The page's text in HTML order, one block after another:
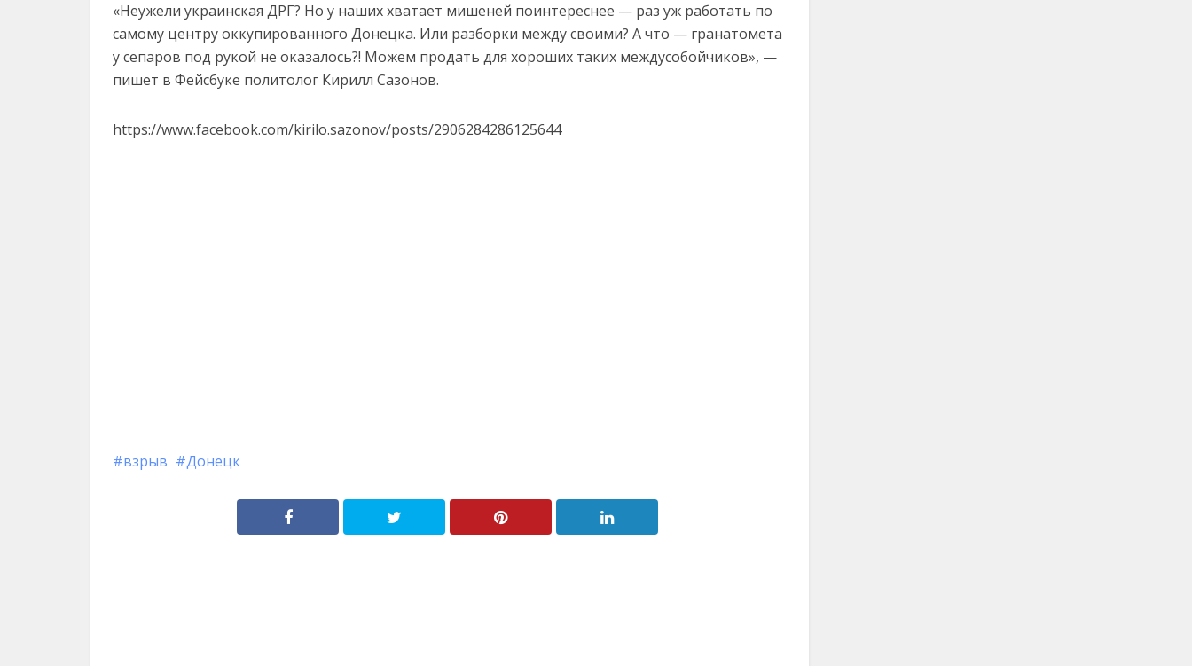
«Неужели украинская ДРГ? Но у наших хватает мишеней поинтереснее — раз уж работать по
самому центру оккупированного Донецка. Или разборки между своими? А что — гранатомета
у сепаров под рукой не оказалось?! Можем продать для хороших таких междусобойчиков», —
пишет в Фейсбуке политолог Кирилл Сазонов.
https://www.facebook.com/kirilo.sazonov/posts/2906284286125644
взрыв Донецк